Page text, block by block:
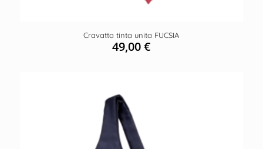
Cravatta tinta unita FUCSIA
49,00€